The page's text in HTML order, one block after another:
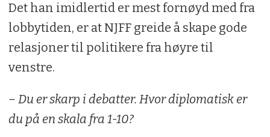
Det han imidlertid er mest fornøyd med fra
lobbytiden, er at NJFF greide å skape gode
relasjoner til politikere fra høyre til
venstre.
– Du er skarp i debatter. Hvor diplomatisk er
du på en skala fra 1-10?